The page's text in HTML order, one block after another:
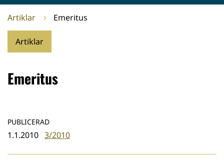
Artiklar Emeritus
Artiklar
Emeritus
PUBLICERAD
1.1.2010 3/2010